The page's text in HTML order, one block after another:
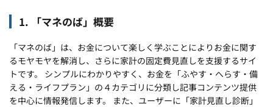
1. 「マネのば」概要
「マネのば」は、お金について楽しく学ぶことによりお金に関す
るモヤモヤを解消し、さらに家計の固定費見直しを支援するサイ
トです。 シンプルにわかりやすく、お金を「ふやす・へらす・備
える・ライフプラン」の４カテゴリに分類し記事コンテンツ提供
を中心に情報発信します。 また、ユーザーに「家計見直し診断」